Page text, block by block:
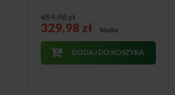
459,98zł
329,98 zł brutto
DODAJ DO KOSZYKA